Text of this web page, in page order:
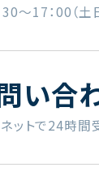
〜17：00（土
い合
ットで24時間